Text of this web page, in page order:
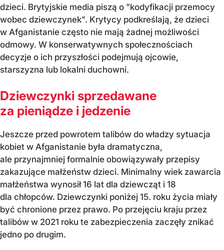
dzieci. Brytyjskie media piszą o "kodyfikacji przemocy
wobec dziewczynek". Krytycy podkreślają, że dzieci
w Afganistanie często nie mają żadnej możliwości
odmowy. W konserwatywnych społecznościach
decyzje o ich przyszłości podejmują ojcowie,
starszyzna lub lokalni duchowni.
Dziewczynki sprzedawane
za pieniądze i jedzenie
Jeszcze przed powrotem talibów do władzy sytuacja
kobiet w Afganistanie była dramatyczna,
ale przynajmniej formalnie obowiązywały przepisy
zakazujące małżeństw dzieci. Minimalny wiek zawarcia
małżeństwa wynosił 16 lat dla dziewcząt i 18
dla chłopców. Dziewczynki poniżej 15. roku życia miały
być chronione przez prawo. Po przejęciu kraju przez
talibów w 2021 roku te zabezpieczenia zaczęły znikać
jedno po drugim.